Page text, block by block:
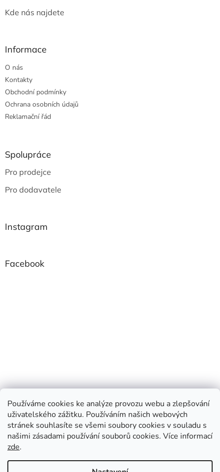
Používáme cookies ke analýze provozu webu a zlepšování
uživatelského zážitku. Používáním našich webových
stránek souhlasíte se všemi soubory cookies v souladu s
našimi zásadami používání souborů cookies. Více informací
zde.
Kde nás najdete
Informace
O nás
Kontakty
Obchodní podmínky
Ochrana osobních údajů
Reklamační řád
Spolupráce
Pro prodejce
Pro dodavatele
Instagram
Facebook